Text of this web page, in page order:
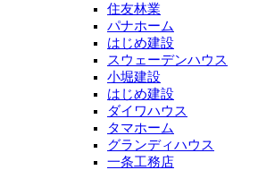
住友林業
パナホーム
はじめ建設
スウェーデンハウス
小堀建設
はじめ建設
ダイワハウス
タマホーム
グランディハウス
一条工務店